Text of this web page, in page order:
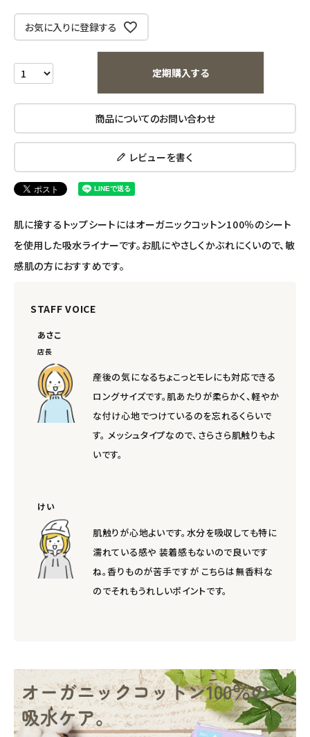
ブランド
オリジナルブランド
エコメイト
ナチュラプラス
アルマウィン
コラム・スタッフのおすすめ
ご利用ガイド等
アカウント情報
ようこそ ゲスト 様
person
お気に入りに登録する
定期購入する
商品についてのお問い合わせ
レビューを書く
肌に接するトップシートにはオーガニックコットン100％のシート
を使用した吸水ライナーです。お肌にやさしくかぶれにくいので、敏
感肌の方におすすめです。
STAFF VOICE
あさこ
店長
産後の気になるちょこっとモレにも対応できる
ロングサイズです。肌あたりが柔らかく、軽やか
な付け心地でつけているのを忘れるくらいで
す。 メッシュタイプなので、さらさら肌触りもよ
いです。
けい
肌触りが心地よいです。水分を吸収しても特に
濡れている感や 装着感もないので良いです
ね。香りものが苦手ですが こちらは無香料な
のでそれもうれしいポイントです。